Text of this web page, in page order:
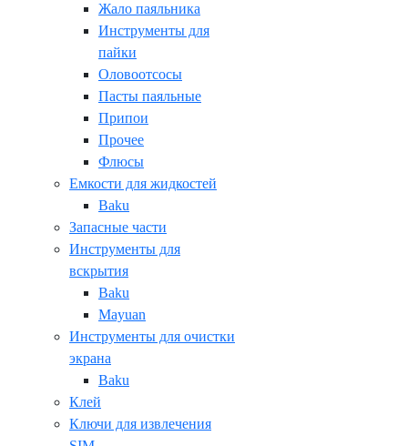
Жало паяльника
Инструменты для
пайки
Оловоотсосы
Пасты паяльные
Припои
Прочее
Флюсы
Емкости для жидкостей
Baku
Запасные части
Инструменты для
вскрытия
Baku
Mayuan
Инструменты для очистки
экрана
Baku
Клей
Ключи для извлечения